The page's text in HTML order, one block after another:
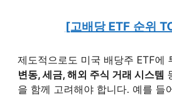
[고배당 ETF 순위
제도적으로도 미국 배당주 ETF에
변동, 세금, 해외 주식 거래 시스템
을 함께 고려해야 합니다. 예를 들